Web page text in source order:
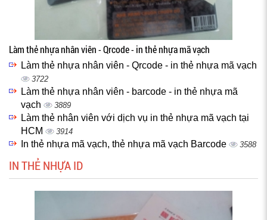
Làm thẻ nhựa nhân viên - Qrcode - in thẻ nhựa mã vạch
Làm thẻ nhựa nhân viên - Qrcode - in thẻ nhựa mã vạch
3722
Làm thẻ nhựa nhân viên - barcode - in thẻ nhựa mã
vạch
3889
Làm thẻ nhân viên với dịch vụ in thẻ nhựa mã vạch tại
HCM
3914
In thẻ nhựa mã vạch, thẻ nhựa mã vạch Barcode 3588
IN THẺ NHỰA ID